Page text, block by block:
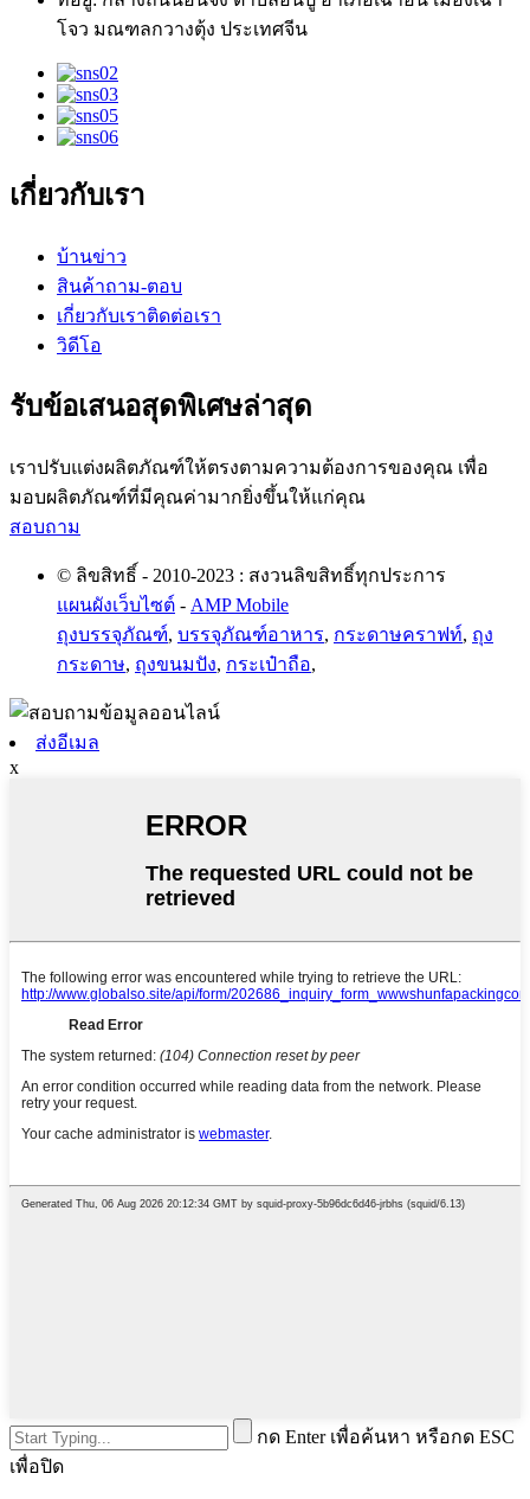
โจว มณฑลกวางตุ้ง ประเทศจีน
เกี่ยวกับเรา
บ้านข่าว
สินค้าถาม-ตอบ
เกี่ยวกับเราติดต่อเรา
วิดีโอ
รับข้อเสนอสุดพิเศษล่าสุด
เราปรับแต่งผลิตภัณฑ์ให้ตรงตามความต้องการของคุณ เพื่อ
มอบผลิตภัณฑ์ที่มีคุณค่ามากยิ่งขึ้นให้แก่คุณ
สอบถาม
© ลิขสิทธิ์ - 2010-2023 : สงวนลิขสิทธิ์ทุกประการ
แผนผังเว็บไซต์ - AMP Mobile
ถุงบรรจุภัณฑ์, บรรจุภัณฑ์อาหาร, กระดาษคราฟท์, ถุง
กระดาษ, ถุงขนมปัง, กระเป๋าถือ,
ส่งอีเมล
x
กด Enter เพื่อค้นหา หรือกด ESC
เพื่อปิด